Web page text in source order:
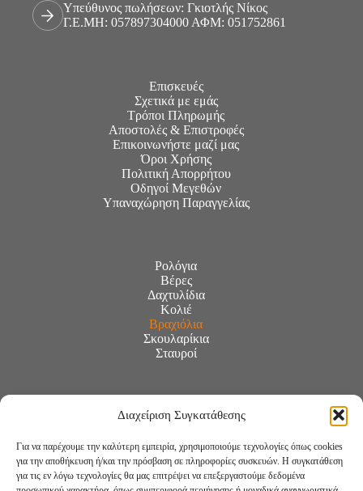
Διαχείριση Συγκατάθεσης
Για να παρέχουμε την καλύτερη εμπειρία, χρησιμοποιούμε τεχνολογίες όπως cookies
για την αποθήκευση ή/και την πρόσβαση σε πληροφορίες συσκευών. Η συγκατάθεση
για τις εν λόγω τεχνολογίες θα μας επιτρέψει να επεξεργαστούμε δεδομένα
Υπεύθυνος πωλήσεων: Γκιοτλής Νίκος
Γ.Ε.ΜΗ: 057897304000 ΑΦΜ: 051752861
Επισκευές
Σχετικά με εμάς
Τρόποι Πληρωμής
Αποστολές & Επιστροφές
Επικοινωνήστε μαζί μας
Όροι Χρήσης
Πολιτική Απορρήτου
Οδηγοί Μεγεθών
Υπαναχώρηση Παραγγελίας
Ρολόγια
Βέρες
Δαχτυλίδια
Κολιέ
Βραχιόλια
Σκουλαρίκια
Σταυροί